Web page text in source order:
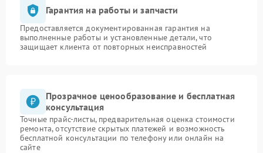
Гарантия на работы и запчасти
Предоставляется документированная гарантия на
выполненные работы и установленные детали, что
защищает клиента от повторных неисправностей
Прозрачное ценообразование и бесплатная
консультация
Точные прайс-листы, предварительная оценка стоимости
ремонта, отсутствие скрытых платежей и возможность
бесплатной консультации по телефону или онлайн на
сайте